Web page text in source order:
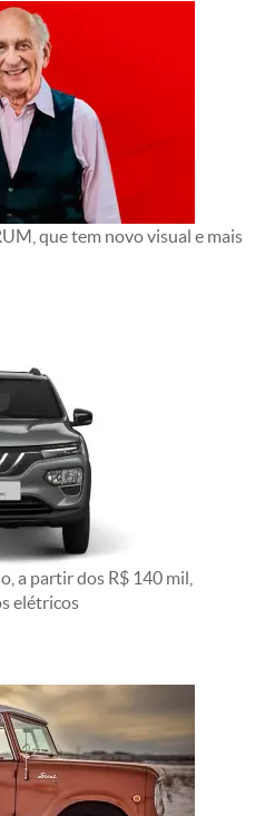
que tem novo visual e mais
a partir dos R$ 140 mil,
elétricos